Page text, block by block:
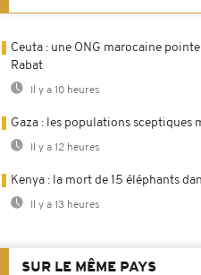
Ceuta : une ONG marocaine
Rabat
Il y a 10 heures
Gaza : les populations sceptiques
Il y a 12 heures
Kenya : la mort de 15 éléphants
Il y a 13 heures
SUR LE MÊME PAYS